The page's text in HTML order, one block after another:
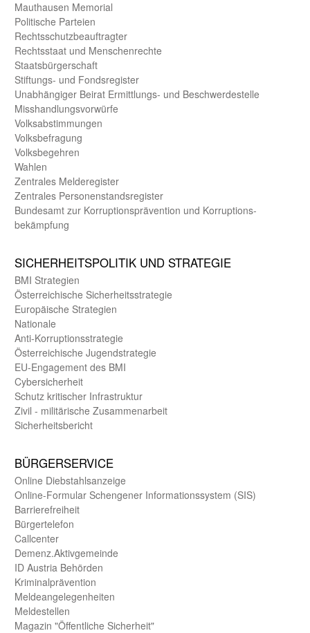
Mauthausen Memorial
Politische Parteien
Rechts­schutz­beauftragter
Rechts­staat und Menschen­rechte
Staats­bürger­schaft
Stiftungs- und Fonds­register
Unab­hängiger Beirat Ermittlungs- und Beschwerde­stelle
Misshandlungs­vorwürfe
Volks­abstimmungen
Volks­befragung
Volks­begehren
Wahlen
Zentrales Melde­register
Zentrales Personen­stands­register
Bundes­amt zur Korrup­tions­prävention und Korrup­tions­
bekämpfung
SICHER­HEITS­POLITIK UND STRATEGIE
BMI Strategien
Öster­reichische Sicherheits­strategie
Europäische Strategien
Nationale
Anti-Korruptions­strategie
Öster­reichische Jugend­strategie
EU-Engagement des BMI
Cybersicherheit
Schutz kritischer Infra­struktur
Zivil - militärische Zusammen­arbeit
Sicherheits­bericht
BÜRGER­SERVICE
Online Diebstahls­anzeige
Online-Formular Schengener Informationssystem (SIS)
Barriere­freiheit
Bürger­telefon
Call­center
Demenz.Aktiv­gemeinde
ID Austria Behörden
Kriminal­prävention
Melde­an­ge­le­gen­heiten
Meld­estellen
Magazin "Öffentliche Sicherheit"